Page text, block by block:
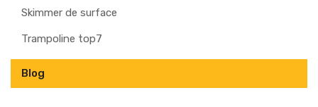
Skimmer de surface
Trampoline top7
Blog